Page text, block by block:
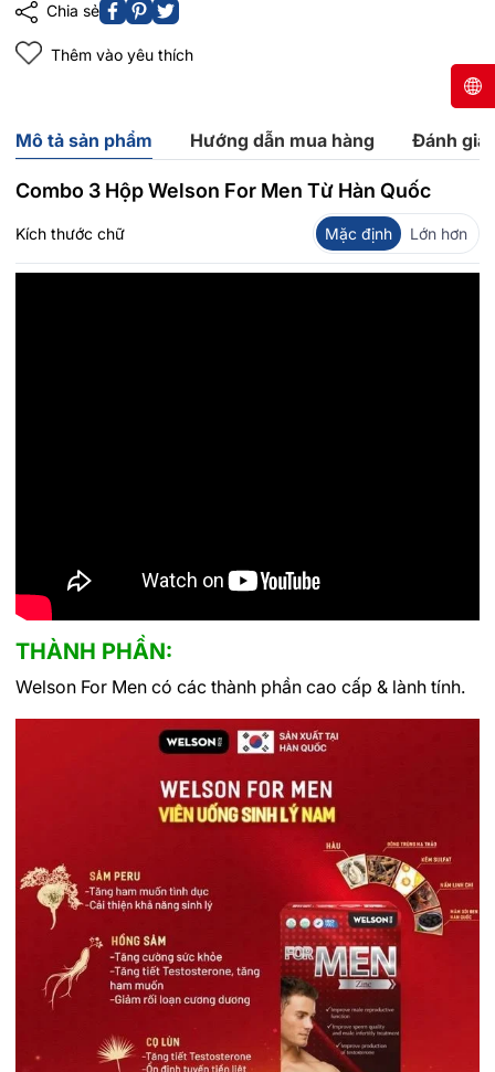
Chia sẻ
Thêm vào yêu thích
Mô tả sản phẩm Hướng dẫn mua hàng Đánh giá
Combo 3 Hộp Welson For Men Từ Hàn Quốc
Kích thước chữ Mặc định Lớn hơn
THÀNH PHẦN:
Welson For Men có các thành phần cao cấp & lành tính.